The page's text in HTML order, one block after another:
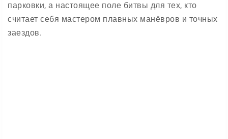
парковки, а настоящее поле битвы для тех, кто
считает себя мастером плавных манёвров и точных
заездов.